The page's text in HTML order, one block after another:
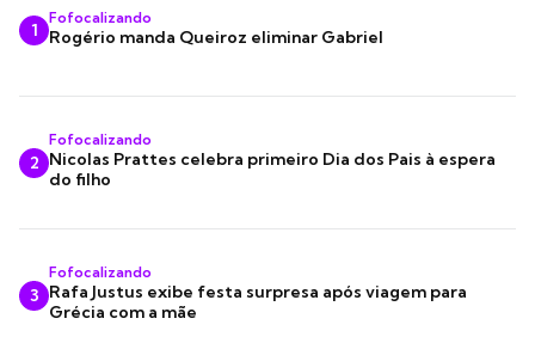
1
Fofocalizando
Rogério manda Queiroz eliminar Gabriel
2
Fofocalizando
Nicolas Prattes celebra primeiro Dia dos Pais à espera
do filho
3
Fofocalizando
Rafa Justus exibe festa surpresa após viagem para
Grécia com a mãe